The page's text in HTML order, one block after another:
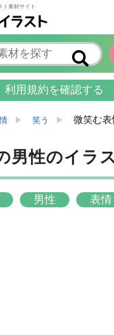
ト素材サイト
利用規約を確認する
笑う 微笑む表
男性のイラ
男性 表情